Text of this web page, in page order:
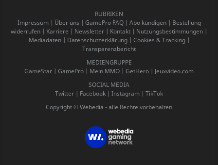
RUBRIKEN
Impressum| Über uns | GamePro FAQ| Abo kündigen| Bestellung
widerrufen | Karriere | Newsletter | Kontakt | Nutzungsbestimmungen |
Mediadaten| Datenschutzerklärung| Cookies & Tracking|
Transparenzbericht
MEDIENGRUPPE
GameStar | GamePro | Mein MMO | GetHero | Jeuxvideo.com
SOCIAL MEDIA
Twitter | Facebook | Instagram | TikTok
Copyright © Webedia - alle Rechte vorbehalten